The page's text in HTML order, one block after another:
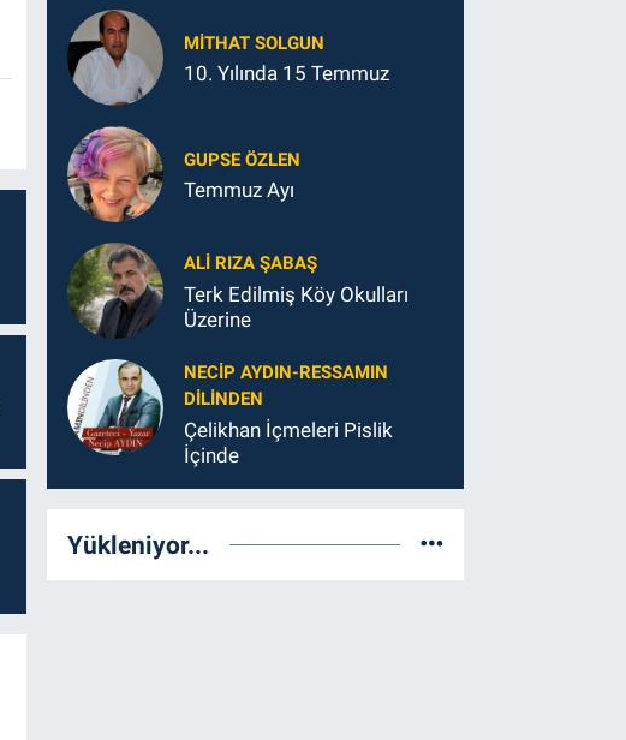
MITHAT SOLGUN
10. Yılında 15 Temmuz
GUPSE ÖZLEN
Temmuz Ayı
ALI RIZA ŞABAŞ
Terk Edilmiş Köy Okulları
Üzerine
NECIP AYDIN-RESSAMIN
DILINDEN
Çelikhan İçmeleri Pislik
İçinde
Yükleniyor...